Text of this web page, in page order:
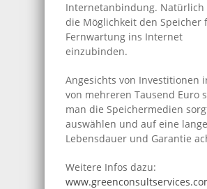
Internetanbindung. Natürlich
die Möglichkeit den Speicher
Fernwartung ins Internet
einzubinden.
Angesichts von Investitionen
von mehreren Tausend Euro
man die Speichermedien
auswählen und auf eine lange
Lebensdauer und Garantie
Weitere Infos dazu: